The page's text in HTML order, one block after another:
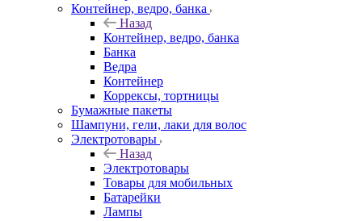
Контейнер, ведро, банка
Назад
Контейнер, ведро, банка
Банка
Ведра
Контейнер
Коррексы, тортницы
Бумажные пакеты
Шампуни, гели, лаки для волос
Электротовары
Назад
Электротовары
Товары для мобильных
Батарейки
Лампы